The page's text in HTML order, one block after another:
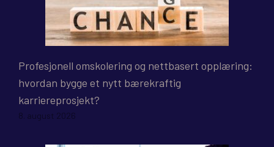
Profesjonell omskolering og nettbasert opplæring:
hvordan bygge et nytt bærekraftig
karriereprosjekt?
8. august 2026